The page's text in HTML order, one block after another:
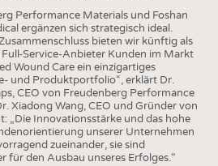
Performance Materials und Foshan
ergänzen sich strategisch ideal.
bieten wir künftig als
Service-Anbieter Kunden im Markt
Wound Care ein einzigartiges
und Produktportfolio“, erklärt Dr.
CEO von Freudenberg Performance
Xiadong Wang, CEO und Gründer von
„Die Innovationsstärke und das hohe
unserer Unternehmen
zueinander, sie sind
für den Ausbau unseres Erfolges.“